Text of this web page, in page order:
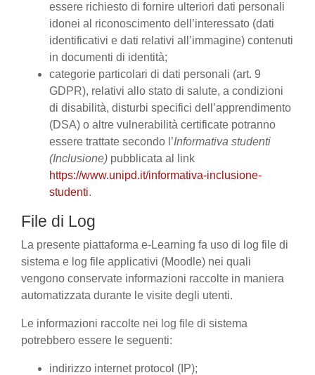
essere richiesto di fornire ulteriori dati personali
idonei al riconoscimento dell’interessato (dati
identificativi e dati relativi all’immagine) contenuti
in documenti di identità;
categorie particolari di dati personali (art. 9
GDPR), relativi allo stato di salute, a condizioni
di disabilità, disturbi specifici dell’apprendimento
(DSA) o altre vulnerabilità certificate potranno
essere trattate secondo l’Informativa studenti
(Inclusione) pubblicata al link
https://www.unipd.it/informativa-inclusione-
studenti.
File di Log
La presente piattaforma e-Learning fa uso di log file di
sistema e log file applicativi (Moodle) nei quali
vengono conservate informazioni raccolte in maniera
automatizzata durante le visite degli utenti.
Le informazioni raccolte nei log file di sistema
potrebbero essere le seguenti:
indirizzo internet protocol (IP);